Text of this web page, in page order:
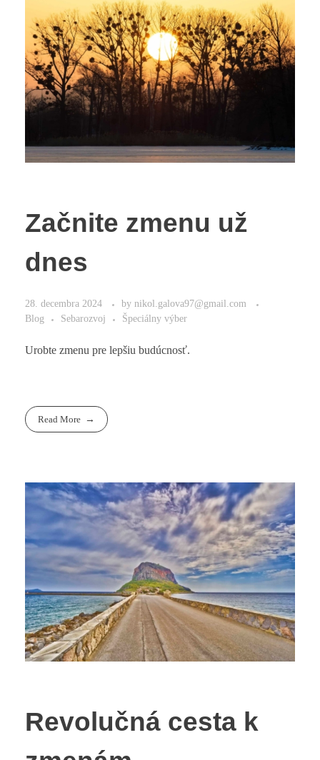
Začnite zmenu už
dnes
28. decembra 2024 by nikol.galova97@gmail.com
Blog
Sebarozvoj Špeciálny výber
Urobte zmenu pre lepšiu budúcnosť.
Read More
Revolučná cesta k